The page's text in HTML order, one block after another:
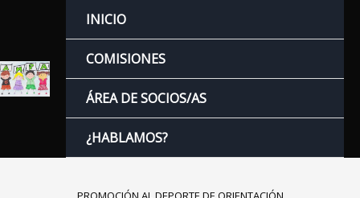
INICIO
COMISIONES
ÁREA DE SOCIOS/AS
¿HABLAMOS?